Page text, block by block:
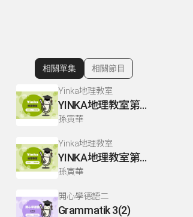
顯示相關單集
相關單集 相關節目
Yinka地理教室
YINKA地理教室第一冊 P67-68
孫寅華
Yinka地理教室
YINKA地理教室第一冊 P124-126
孫寅華
開心學德語二
Grammatik 3(2)